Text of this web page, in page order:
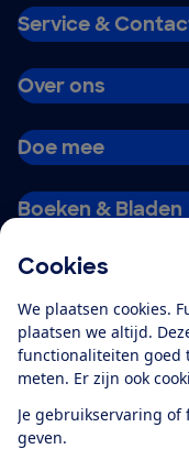
Cookies
We plaatsen cookies.
plaatsen we altijd.
functionaliteiten goed
meten. Er zijn ook
Je gebruikservaring of
geven.
Service &
Over ons
Doe mee
Boeken & Bladen
app